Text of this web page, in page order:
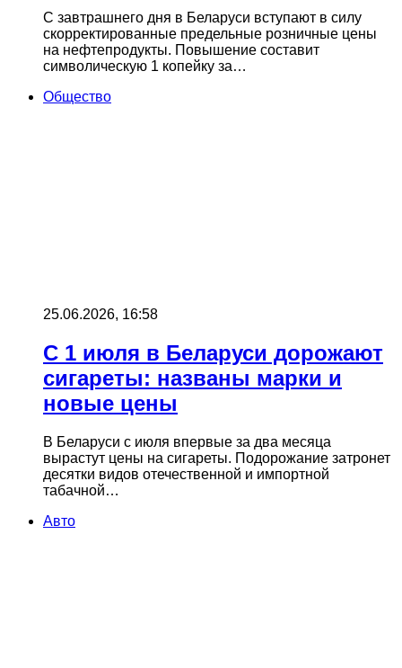
С завтрашнего дня в Беларуси вступают в силу
скорректированные предельные розничные цены
на нефтепродукты. Повышение составит
символическую 1 копейку за…
Общество
25.06.2026, 16:58
С 1 июля в Беларуси дорожают
сигареты: названы марки и
новые цены
В Беларуси с июля впервые за два месяца
вырастут цены на сигареты. Подорожание затронет
десятки видов отечественной и импортной
табачной…
Авто